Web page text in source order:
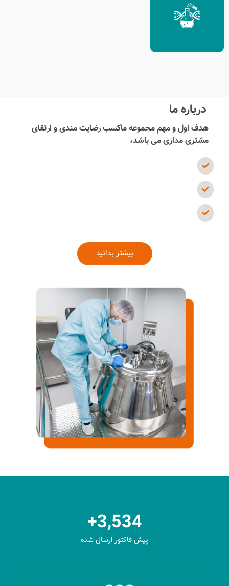
درباره ما
هدف اول و مهم مجموعه ماکسب رضایت مندی و ارتقای
مشتری مداری می باشد،
بیشتر بدانید
پیش فاکتور ارسال شده
3,534
+